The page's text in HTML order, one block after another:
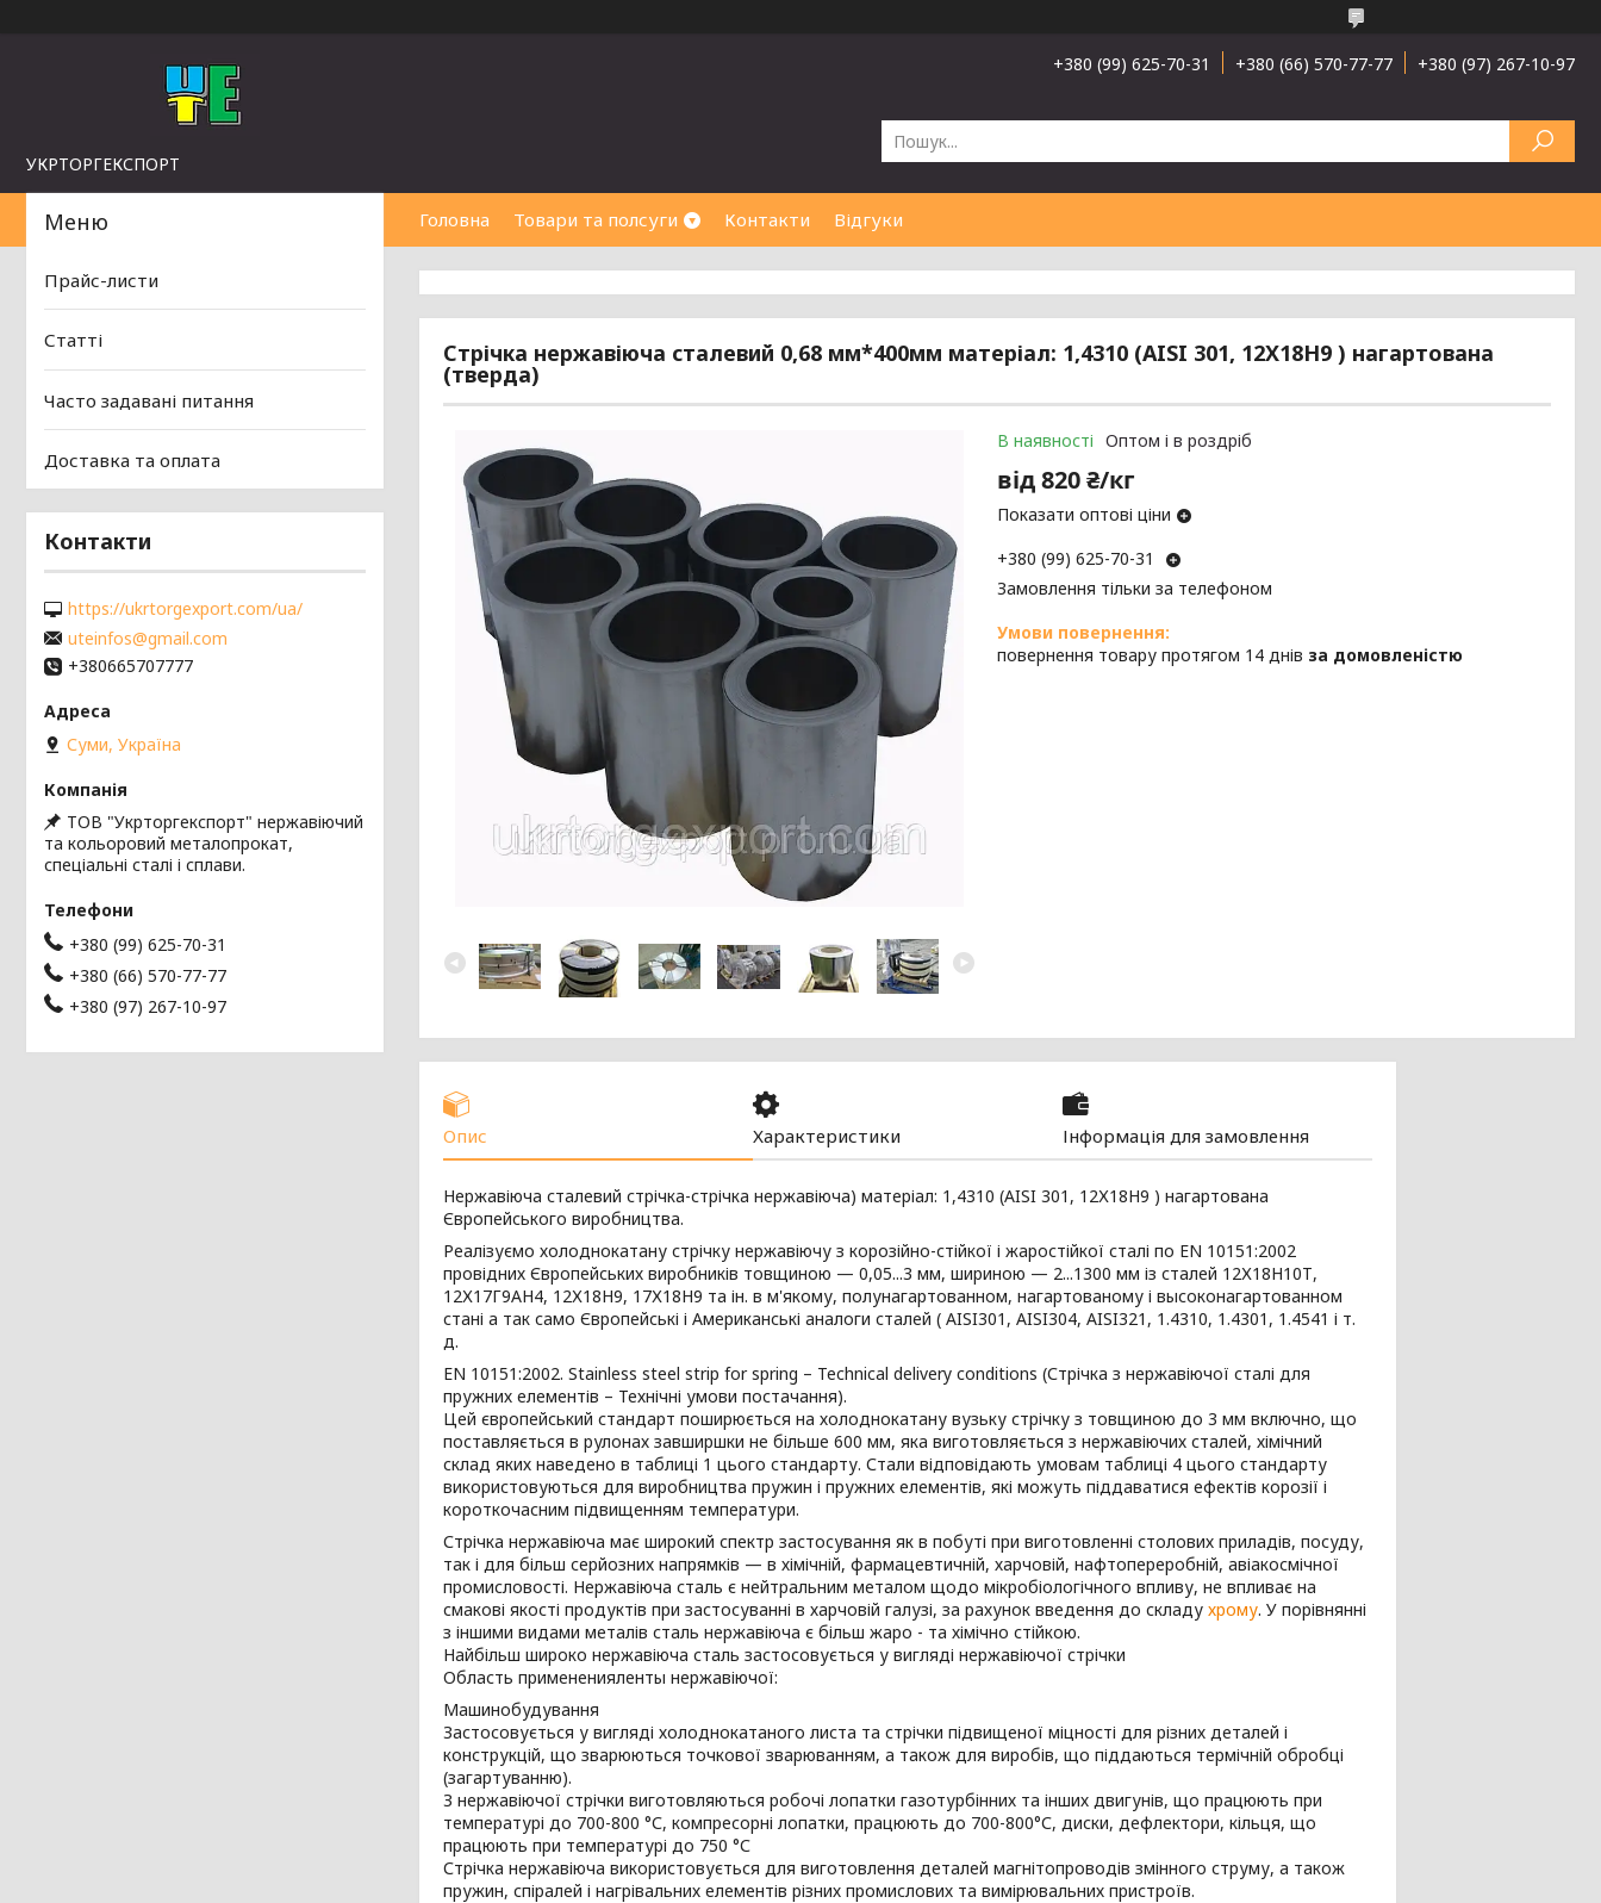
УКРТОРГЕКСПОРТ
+380 (99) 625-70-31 +380 (66) 570-77-77 +380 (97) 267-10-97
Головна Товари та полсуги Контакти Відгуки
Стрічка нержавіюча сталевий 0,68 мм*400мм матеріал: 1,4310 (AISI 301, 12Х18Н9 ) нагартована
(тверда)
В наявності Оптом і в роздріб
від820 ₴/кг
Показати оптові ціни
+380 (99) 625-70-31
Замовлення тільки за телефоном
повернення товару протягом 14 днів за домовленістю
Опис Характеристики Інформація для замовлення
Нержавіюча сталевий стрічка-стрічка нержавіюча) матеріал: 1,4310 (AISI 301, 12Х18Н9 ) нагартована
Європейського виробництва.
Реалізуємо холоднокатану стрічку нержавіючу з корозійно-стійкої і жаростійкої сталі по EN 10151:2002
провідних Європейських виробників товщиною — 0,05...3 мм, шириною — 2...1300 мм із сталей 12Х18Н10Т,
12Х17Г9АН4, 12Х18Н9, 17Х18Н9 та ін. в м'якому, полунагартованном, нагартованому і высоконагартованном
стані а так само Європейські і Американські аналоги сталей ( AISI301, AISI304, AISI321, 1.4310, 1.4301, 1.4541 і т.
д.
EN 10151:2002. Stainless steel strip for spring – Technical delivery conditions (Стрічка з нержавіючої сталі для
пружних елементів – Технічні умови постачання).
Цей європейський стандарт поширюється на холоднокатану вузьку стрічку з товщиною до 3 мм включно, що
поставляється в рулонах завширшки не більше 600 мм, яка виготовляється з нержавіючих сталей, хімічний
склад яких наведено в таблиці 1 цього стандарту. Стали відповідають умовам таблиці 4 цього стандарту
використовуються для виробництва пружин і пружних елементів, які можуть піддаватися ефектів корозії і
короткочасним підвищенням температури.
Стрічка нержавіюча має широкий спектр застосування як в побуті при виготовленні столових приладів, посуду,
так і для більш серйозних напрямків — в хімічній, фармацевтичній, харчовій, нафтопереробній, авіакосмічної
промисловості. Нержавіюча сталь є нейтральним металом щодо мікробіологічного впливу, не впливає на
смакові якості продуктів при застосуванні в харчовій галузі, за рахунок введення до складу хрому. У порівнянні
з іншими видами металів сталь нержавіюча є більш жаро - та хімічно стійкою.
Найбільш широко нержавіюча сталь застосовується у вигляді нержавіючої стрічки
Область примененияленты нержавіючої:
Машинобудування
Застосовується у вигляді холоднокатаного листа та стрічки підвищеної міцності для різних деталей і
конструкцій, що зварюються точкової зварюванням, а також для виробів, що піддаються термічній обробці
(загартуванню).
З нержавіючої стрічки виготовляються робочі лопатки газотурбінних та інших двигунів, що працюють при
температурі до 700-800 °С, компресорні лопатки, працюють до 700-800°С, диски, дефлектори, кільця, що
працюють при температурі до 750 °С
Стрічка нержавіюча використовується для виготовлення деталей магнітопроводів змінного струму, а також
пружин, спіралей і нагрівальних елементів різних промислових та вимірювальних пристроїв.
Прайс-листи
Статті
Часто задавані питання
Доставка та оплата
Контакти
https://ukrtorgexport.com/ua/
uteinfos@gmail.com
+380665707777
Суми, Україна
ТОВ "Укрторгекспорт" нержавіючий
та кольоровий металопрокат,
спеціальні сталі і сплави.
+380 (99) 625-70-31
+380 (66) 570-77-77
+380 (97) 267-10-97